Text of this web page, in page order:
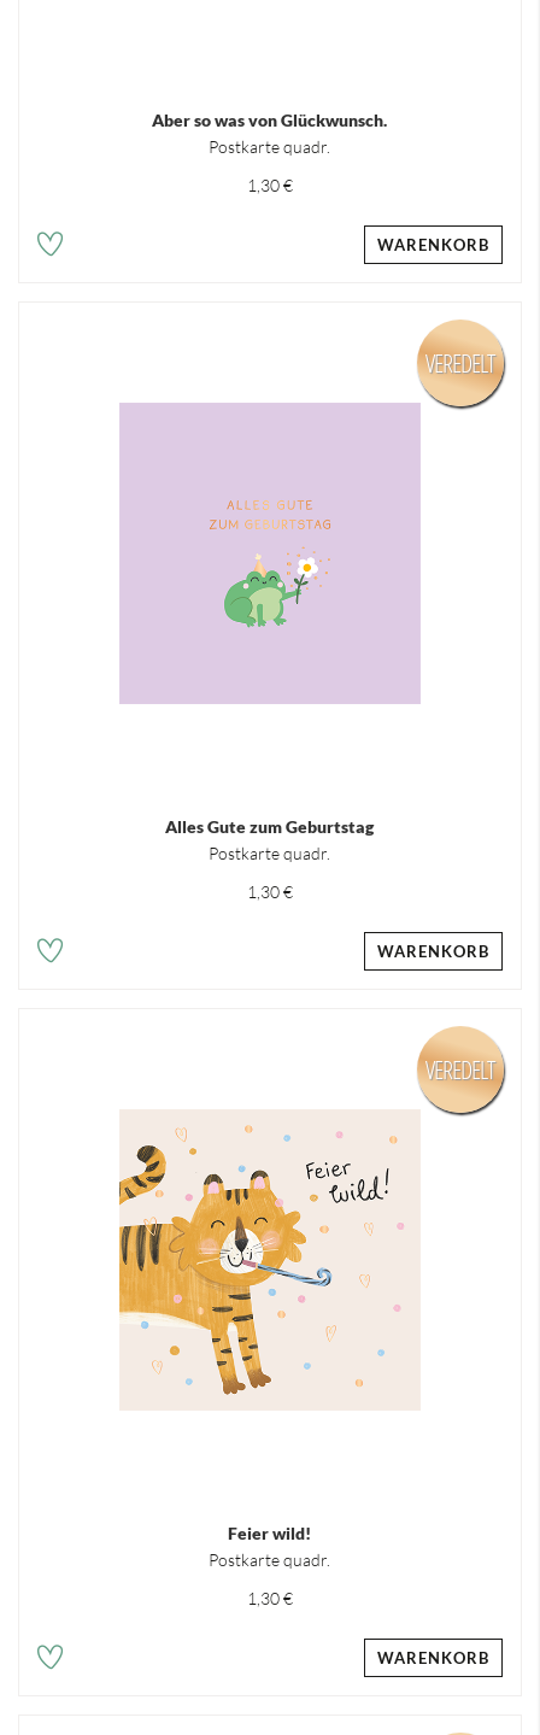
Aber so was von Glückwunsch.
Postkarte quadr.
1,30 €
WARENKORB
Alles Gute zum Geburtstag
Postkarte quadr.
1,30 €
VEREDELT
WARENKORB
Feier wild!
Postkarte quadr.
1,30 €
VEREDELT
WARENKORB